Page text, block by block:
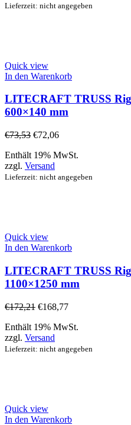
Lieferzeit: nicht angegeben
Quick view
In den Warenkorb
LITECRAFT TRUSS
600×140 mm
€73,53 €72,06
Enthält 19% MwSt.
zzgl. Versand
Lieferzeit: nicht angegeben
Quick view
In den Warenkorb
LITECRAFT TRUSS
1100×1250 mm
€172,21 €168,77
Enthält 19% MwSt.
zzgl. Versand
Lieferzeit: nicht angegeben
Quick view
In den Warenkorb